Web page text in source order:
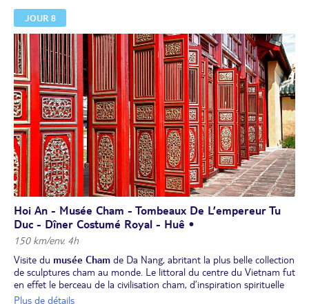
de cette petite ville.
Cours de cuisine
du plat typique de Hoi An, "Tam Huu".
Après-midi libre pour une découverte individuelle ou, en option, un
massage médicinal. Hoi an est connue pour ses tailleurs sur
mesure. En quelques heures, vous pourrez vous y faire
confectionner des habits sur mesure à des tarifs très avantageux, à
partir des photos d’exemples que vous aurez trouvées. Envie d’une
robe de star, d’un pantalon qui vous va impeccablement ou d'un
sac sur mesure ? Ne manquez pas cette aubaine !
Dîner dégustation du "banh vac", spécialité locale de pâte de riz
blanc farcie de viande et de crevettes.
Nuit à l'hôtel.
JOUR 8
Hoi An - Musée Cham - Tombeaux De L’empereur Tu
Duc - Dîner Costumé Royal - Huê •
150 km/env. 4h
Visite du musée Cham de Da Nang, abritant la plus belle collection
de sculptures cham au monde. Le littoral du centre du Vietnam fut
en effet le berceau de la civilisation cham, d’inspiration spirituelle
indienne hindoue. C’est un archéologue français, Henri Parmentier,
Plus de détails